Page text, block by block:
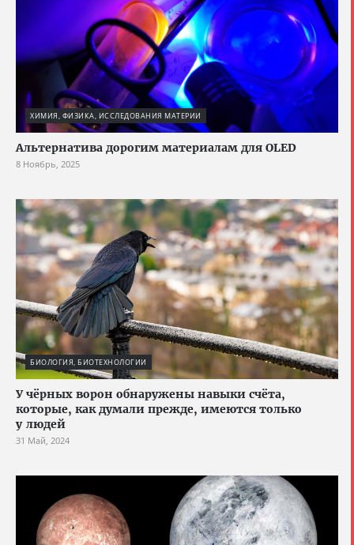
ХИМИЯ, ФИЗИКА, ИССЛЕДОВАНИЯ МАТЕРИИ
Альтернатива дорогим материалам для OLED
8 Ноябрь, 2025
БИОЛОГИЯ, БИОТЕХНОЛОГИИ
У чёрных ворон обнаружены навыки счёта,
которые, как думали прежде, имеются только
у людей
31 Май, 2024